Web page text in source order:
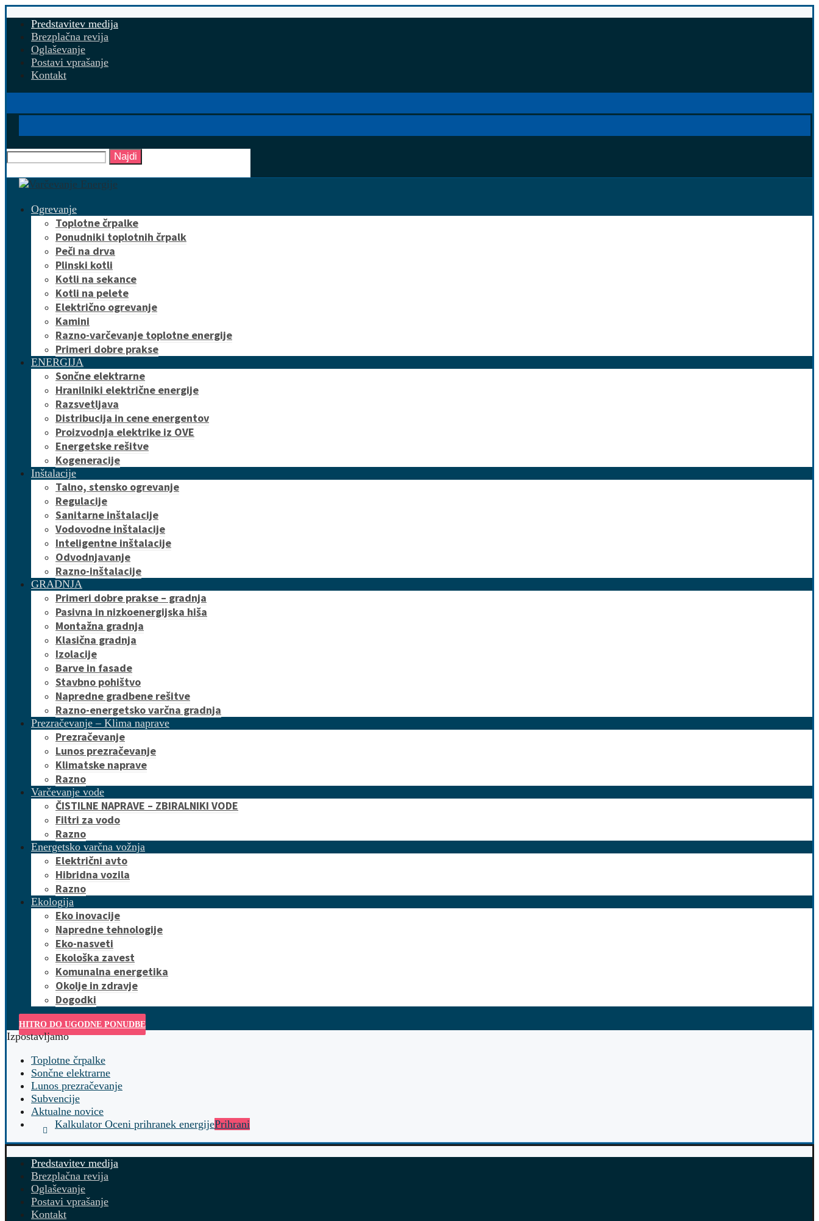
Predstavitev medija
Brezplačna revija
Oglaševanje
Postavi vprašanje
Kontakt
Najdi
Ogrevanje
Toplotne črpalke
Ponudniki toplotnih črpalk
Peči na drva
Plinski kotli
Kotli na sekance
Kotli na pelete
Električno ogrevanje
Kamini
Razno-varčevanje toplotne energije
Primeri dobre prakse
ENERGIJA
Sončne elektrarne
Hranilniki električne energije
Razsvetljava
Distribucija in cene energentov
Proizvodnja elektrike iz OVE
Energetske rešitve
Kogeneracije
Inštalacije
Talno, stensko ogrevanje
Regulacije
Sanitarne inštalacije
Vodovodne inštalacije
Inteligentne inštalacije
Odvodnjavanje
Razno-inštalacije
GRADNJA
Primeri dobre prakse – gradnja
Pasivna in nizkoenergijska hiša
Montažna gradnja
Klasična gradnja
Izolacije
Barve in fasade
Stavbno pohištvo
Napredne gradbene rešitve
Razno-energetsko varčna gradnja
Prezračevanje – Klima naprave
Prezračevanje
Lunos prezračevanje
Klimatske naprave
Razno
Varčevanje vode
ČISTILNE NAPRAVE – ZBIRALNIKI VODE
Filtri za vodo
Razno
Energetsko varčna vožnja
Električni avto
Hibridna vozila
Razno
Ekologija
Eko inovacije
Napredne tehnologije
Eko-nasveti
Ekološka zavest
Komunalna energetika
Okolje in zdravje
Dogodki
HITRO DO UGODNE PONUDBE
Izpostavljamo
Toplotne črpalke
Sončne elektrarne
Lunos prezračevanje
Subvencije
Aktualne novice
Kalkulator Oceni prihranek energijePrihrani
Predstavitev medija
Brezplačna revija
Oglaševanje
Postavi vprašanje
Kontakt